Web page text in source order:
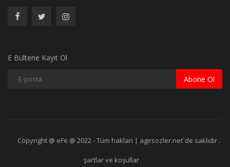
E Bültene Kayıt Ol
Abone Ol
Copyright @ eFe @ 2022 - Tüm hakları | agirsozler.net`de saklıdır .
şartlar ve koşullar